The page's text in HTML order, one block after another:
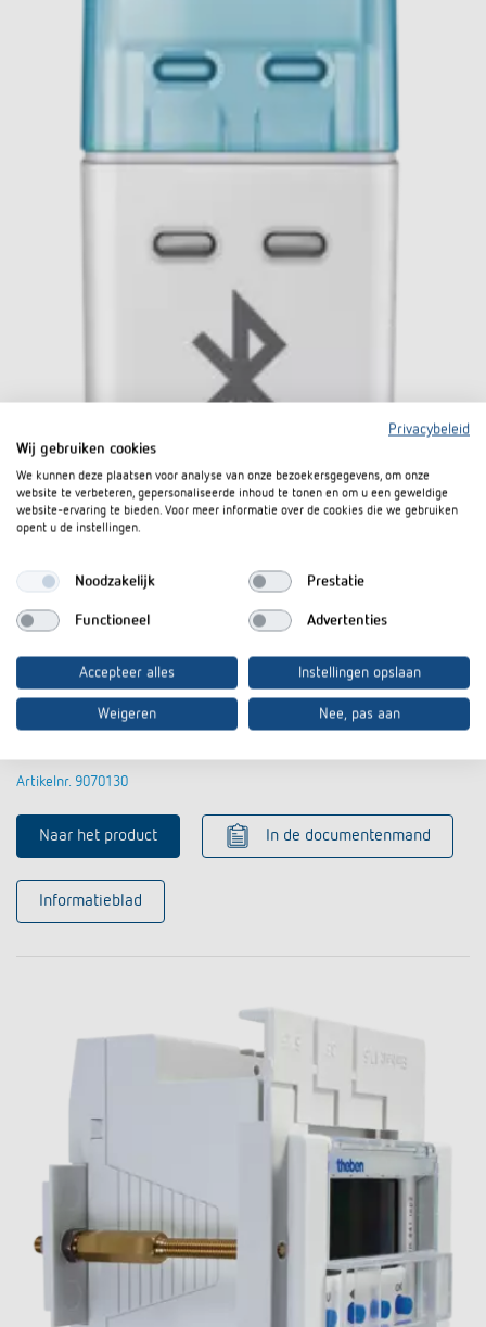
Artikelnr. 9070130
Naar het product In de documentenmand
Informatieblad
Privacybeleid
Wij gebruiken cookies
We kunnen deze plaatsen voor analyse van onze bezoekersgegevens, om onze
website te verbeteren, gepersonaliseerde inhoud te tonen en om u een geweldige
website-ervaring te bieden. Voor meer informatie over de cookies die we gebruiken
opent u de instellingen.
Noodzakelijk Prestatie
Functioneel Advertenties
Accepteer alles Instellingen opslaan
Weigeren Nee, pas aan